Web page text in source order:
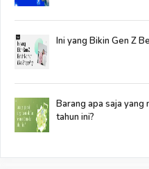
Ini yang Bikin Gen Z
Barang apa saja yang
tahun ini?